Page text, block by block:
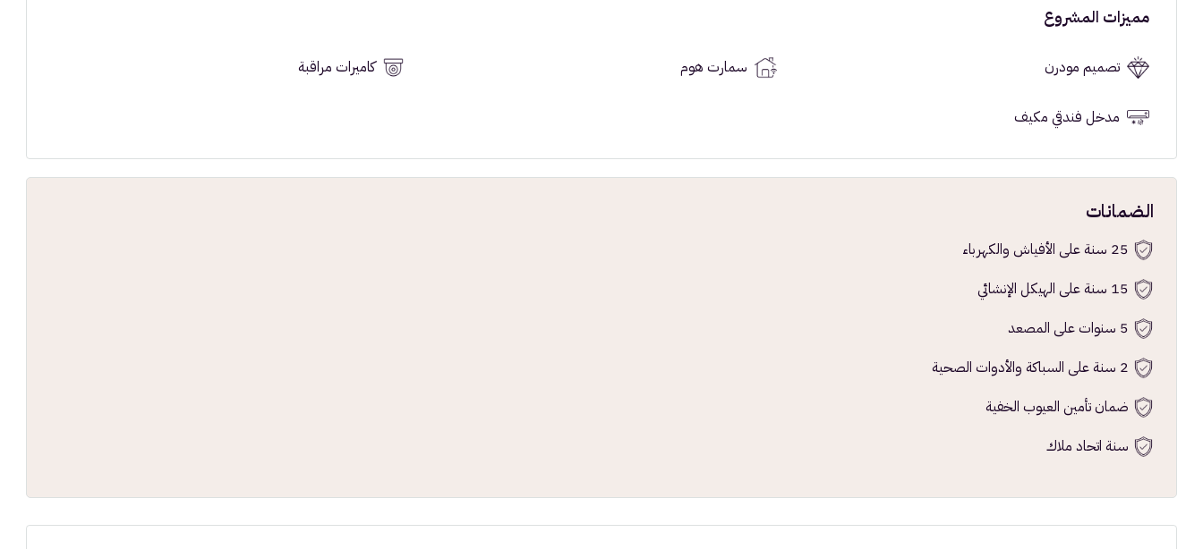
مميزات المشروع
تصميم مودرن سمارت هوم كاميرات مراقبة
مدخل فندقي مكيف
الضمانات
25 سنة على الأفياش والكهرباء
15 سنة على الهيكل الإنشائي
5 سنوات على المصعد
2 سنة على السباكة والأدوات الصحية
ضمان تأمين العيوب الخفية
سنة اتحاد ملاك